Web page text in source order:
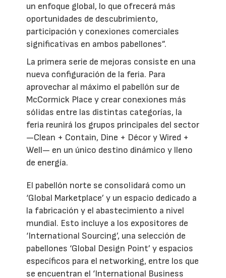
un enfoque global, lo que ofrecerá más
oportunidades de descubrimiento,
participación y conexiones comerciales
significativas en ambos pabellones”.
La primera serie de mejoras consiste en una
nueva configuración de la feria. Para
aprovechar al máximo el pabellón sur de
McCormick Place y crear conexiones más
sólidas entre las distintas categorías, la
feria reunirá los grupos principales del sector
—Clean + Contain, Dine + Décor y Wired +
Well— en un único destino dinámico y lleno
de energía.
El pabellón norte se consolidará como un
‘Global Marketplace’ y un espacio dedicado a
la fabricación y el abastecimiento a nivel
mundial. Esto incluye a los expositores de
‘International Sourcing’, una selección de
pabellones ‘Global Design Point’ y espacios
específicos para el networking, entre los que
se encuentran el ‘International Business